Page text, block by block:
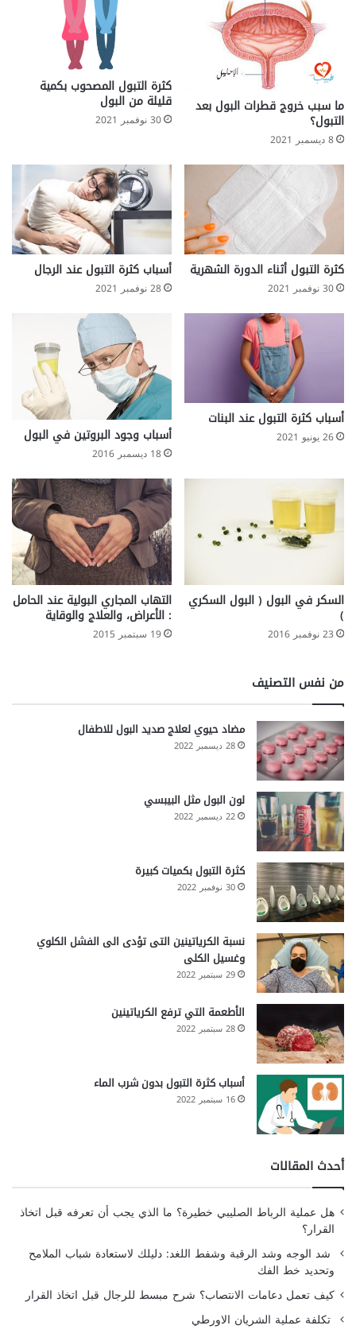
ما سبب خروج قطرات البول بعد
التبول؟
8 ديسمبر 2021
كثرة التبول المصحوب بكمية
قليلة من البول
30 نوفمبر 2021
كثرة التبول أثناء الدورة الشهرية
30 نوفمبر 2021
أسباب كثرة التبول عند الرجال
28 نوفمبر 2021
أسباب كثرة التبول عند البنات
26 يونيو 2021 أسباب وجود البروتين في البول
18 ديسمبر 2016
السكر في البول ( البول السكري
)
23 نوفمبر 2016
التهاب المجاري البولية عند الحامل
: الأعراض، والعلاج والوقاية
19 سبتمبر 2015
من نفس التصنيف
مضاد حيوي لعلاج صديد البول للاطفال
28 ديسمبر 2022
لون البول مثل البيبسي
22 ديسمبر 2022
كثرة التبول بكميات كبيرة
30 نوفمبر 2022
نسبة الكرياتينين التى تؤدى الى الفشل الكلوي
وغسيل الكلى
29 سبتمبر 2022
الأطعمة التي ترفع الكرياتينين
28 سبتمبر 2022
أسباب كثرة التبول بدون شرب الماء
16 سبتمبر 2022
أحدث المقالات
هل عملية الرباط الصليبي خطيرة؟ ما الذي يجب أن تعرفه قبل اتخاذ
القرار؟
شد الوجه وشد الرقبة وشفط اللغد: دليلك لاستعادة شباب الملامح
وتحديد خط الفك
كيف تعمل دعامات الانتصاب؟ شرح مبسط للرجال قبل اتخاذ القرار
تكلفة عملية الشريان الاورطي